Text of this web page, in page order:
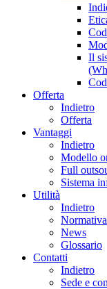
Il
Offerta
Indietro
Offerta
Vantaggi
Indietro
Modello
Full
Sistema
Utilità
Indietro
Normativa
News
Glossario
Contatti
Indietro
Sede e